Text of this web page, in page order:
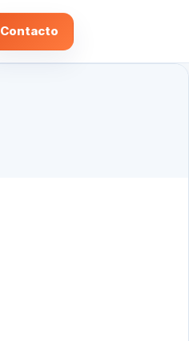
Contacto